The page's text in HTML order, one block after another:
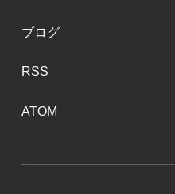
ブログ
RSS
ATOM